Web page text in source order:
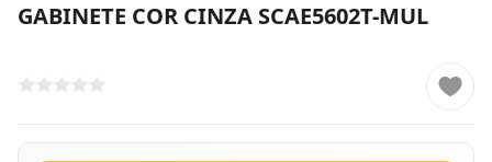
GABINETE COR CINZA SCAE5602T-MUL